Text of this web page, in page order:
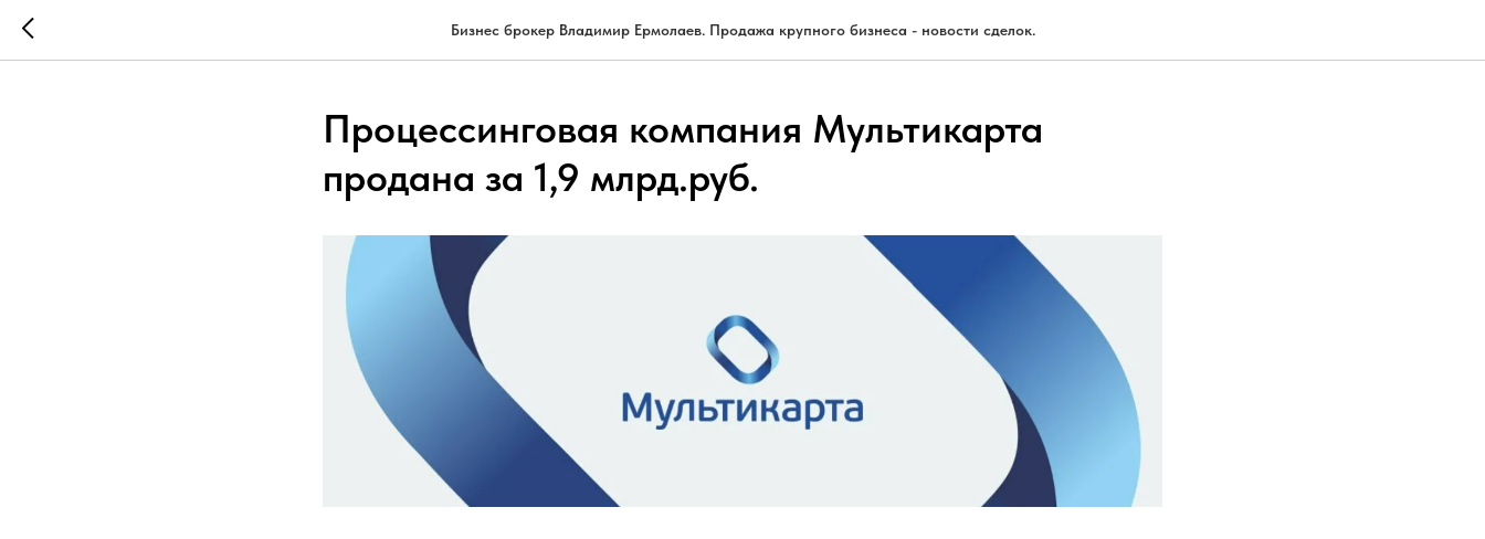
Бизнес брокер Владимир Ермолаев. Продажа крупного бизнеса - новости сделок.
Процессинговая компания Мультикарта
продана за 1,9 млрд.руб.